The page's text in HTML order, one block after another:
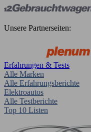
Unsere Partnerseiten:
Erfahrungen & Tests
Alle Marken
Alle Erfahrungsberichte
Elektroautos
Alle Testberichte
Top 10 Listen